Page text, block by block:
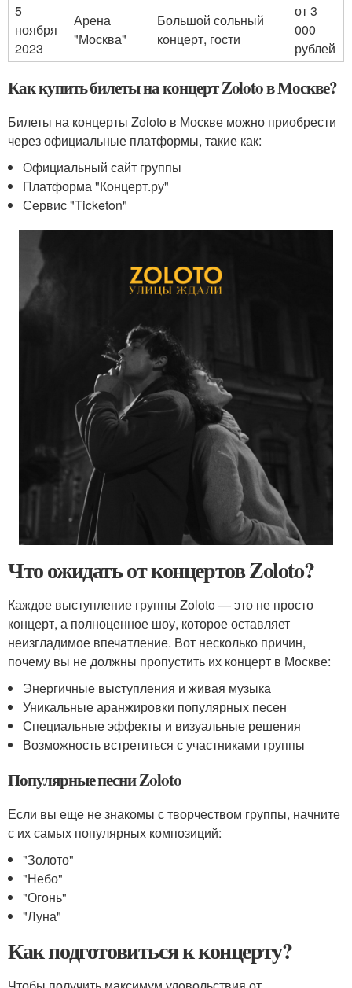
5
ноября
2023
Арена
"Москва"
Большой сольный
концерт, гости
от 3
000
рублей
Как купить билеты на концерт Zoloto в Москве?
Билеты на концерты Zoloto в Москве можно приобрести
через официальные платформы, такие как:
Официальный сайт группы
Платформа "Концерт.ру"
Сервис "Ticketon"
Что ожидать от концертов Zoloto?
Каждое выступление группы Zoloto — это не просто
концерт, а полноценное шоу, которое оставляет
неизгладимое впечатление. Вот несколько причин,
почему вы не должны пропустить их концерт в Москве:
Энергичные выступления и живая музыка
Уникальные аранжировки популярных песен
Специальные эффекты и визуальные решения
Возможность встретиться с участниками группы
Популярные песни Zoloto
Если вы еще не знакомы с творчеством группы, начните
с их самых популярных композиций:
"Золото"
"Небо"
"Огонь"
"Луна"
Как подготовиться к концерту?